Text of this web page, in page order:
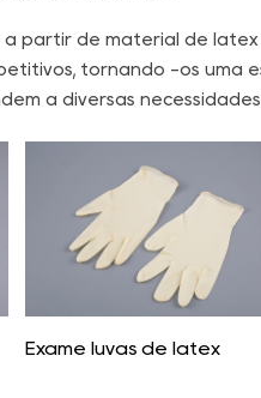
a partir de material de
tornando -os uma
a diversas
Exame luvas de látex